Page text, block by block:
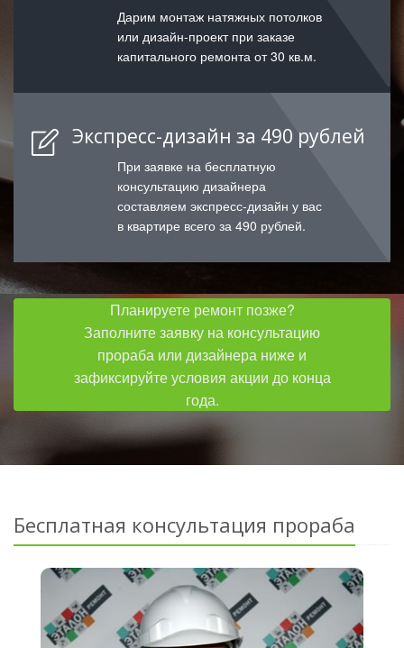
Дарим монтаж натяжных потолков
или дизайн-проект при заказе
капитального ремонта от 30 кв.м.
Экспресс-дизайн за 490 рублей
При заявке на бесплатную
консультацию дизайнера
составляем экспресс-дизайн у вас
в квартире всего за 490 рублей.
Планируете ремонт позже?
Заполните заявку на консультацию
прораба или дизайнера ниже и
зафиксируйте условия акции до конца
года.
Бесплатная консультация прораба